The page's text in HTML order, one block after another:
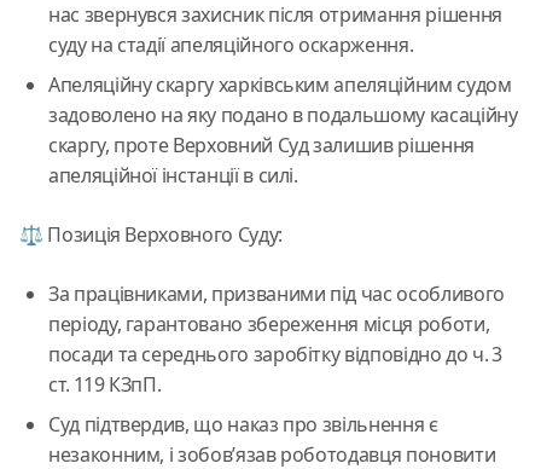
нас звернувся захисник після отримання рішення
суду на стадії апеляційного оскарження.
Апеляційну скаргу харківським апеляційним судом
задоволено на яку подано в подальшому касаційну
скаргу, проте Верховний Суд залишив рішення
апеляційної інстанції в силі.
⚖️ Позиція Верховного Суду:
За працівниками, призваними під час особливого
періоду, гарантовано збереження місця роботи,
посади та середнього заробітку відповідно до ч. 3
ст. 119 КЗпП.
Суд підтвердив, що наказ про звільнення є
незаконним, і зобов’язав роботодавця поновити